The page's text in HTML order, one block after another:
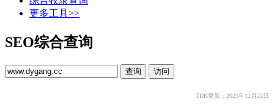
更多工具>>
SEO综合查询
TDK更新：2025年12月22日